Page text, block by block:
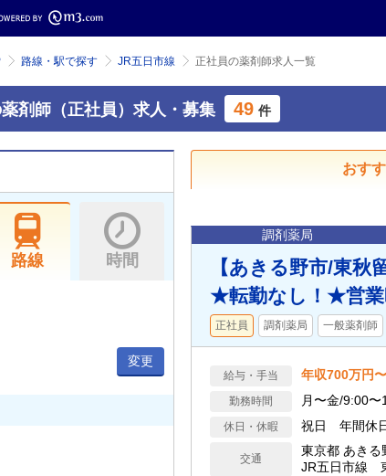
路線・駅で探す JR五日市線 正社員の薬剤師求人一覧
剤師（正社員）求人・募集 49 件
路線 時間
変更
おす
調剤薬局
【あきる野市/東秋
★転勤なし！★営業
正社員 調剤薬局 一般薬剤師
給与・手当 年収700万円〜
勤務時間 月〜金/9:00
休日・休暇 祝日 年間休
交通
東京都 あきる
JR五日市線